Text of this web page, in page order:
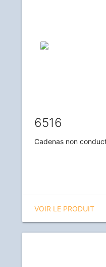
6516
Cadenas non
VOIR LE PRODUIT